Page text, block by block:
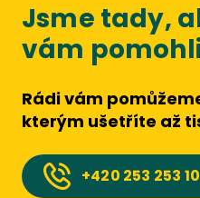
Jsme tady,
vám
Rádi vám
kterým ušetříte až
+420 253 253